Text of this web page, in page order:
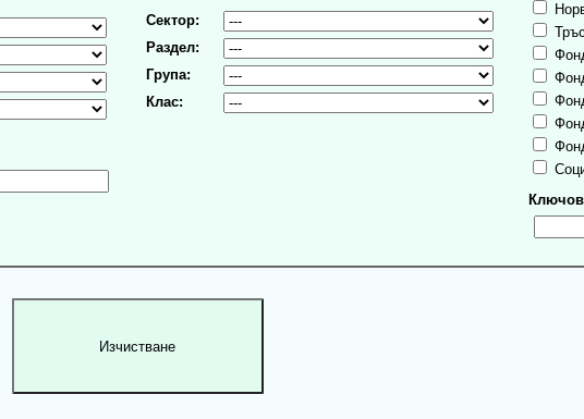
Сектор:
Раздел:
Група:
Клас: